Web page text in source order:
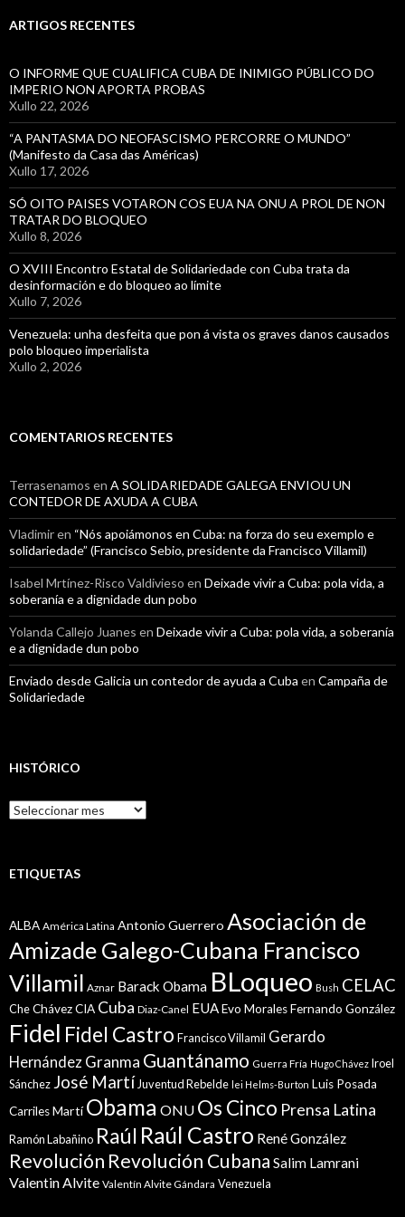
ARTIGOS RECENTES
O INFORME QUE CUALIFICA CUBA DE INIMIGO PÚBLICO DO
IMPERIO NON APORTA PROBAS
Xullo 22, 2026
“A PANTASMA DO NEOFASCISMO PERCORRE O MUNDO”
(Manifesto da Casa das Américas)
Xullo 17, 2026
SÓ OITO PAISES VOTARON COS EUA NA ONU A PROL DE NON
TRATAR DO BLOQUEO
Xullo 8, 2026
O XVIII Encontro Estatal de Solidariedade con Cuba trata da
desinformación e do bloqueo ao límite
Xullo 7, 2026
Venezuela: unha desfeita que pon á vista os graves danos causados
polo bloqueo imperialista
Xullo 2, 2026
COMENTARIOS RECENTES
Terrasenamos en A SOLIDARIEDADE GALEGA ENVIOU UN
CONTEDOR DE AXUDA A CUBA
Vladimiren “Nós apoiámonos en Cuba: na forza do seu exemplo e
solidariedade” (Francisco Sebio, presidente da Francisco Villamil)
Isabel Mrtínez-Risco Valdivieso en Deixade vivir a Cuba: pola vida, a
soberanía e a dignidade dun pobo
Yolanda Callejo Juanes en Deixade vivir a Cuba: pola vida, a soberanía
e a dignidade dun pobo
Enviado desde Galicia un contedor de ayuda a Cuba en Campaña de
Solidariedade
HISTÓRICO
Histórico
ETIQUETAS
ALBA América Latina Antonio Guerrero Asociación de
Amizade Galego-Cubana Francisco
Villamil Aznar Barack Obama BLoqueo Bush CELAC
CheChávezCIA Cuba Diaz-Canel EUAEvo MoralesFernando González
Fidel Fidel Castro Francisco Villamil Gerardo
Hernández Granma Guantánamo Guerra Fría Hugo Chávez Iroel
Sánchez José Martí Juventud Rebelde lei Helms-Burton Luis Posada
CarrilesMartí Obama ONU Os Cinco Prensa Latina
Ramón Labañino Raúl Raúl Castro René González
Revolución Revolución Cubana Salim Lamrani
Valentin Alvite Valentín Alvite Gándara Venezuela